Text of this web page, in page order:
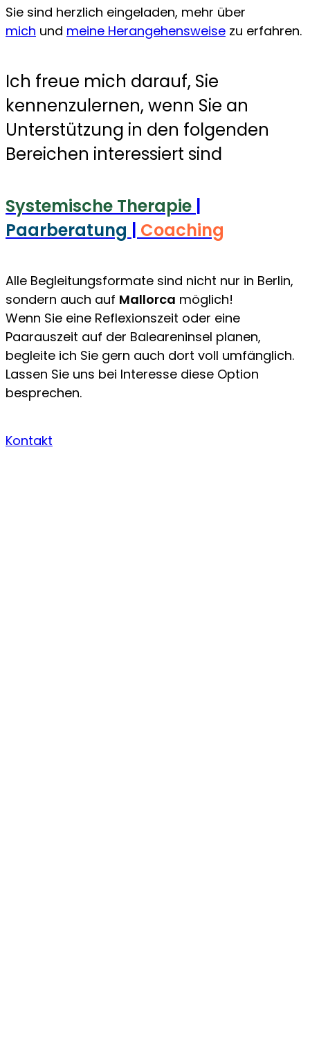
Sie sind herzlich eingeladen, mehr über
mich und meine Herangehensweise zu erfahren.
Ich freue mich darauf, Sie
kennenzulernen, wenn Sie an
Unterstützung in den folgenden
Bereichen interessiert sind
Systemische Therapie
Paarberatung
Coaching
Alle Begleitungsformate sind nicht nur in Berlin,
sondern auch auf Mallorca möglich!
Wenn Sie eine Reflexionszeit oder eine
Paarauszeit auf der Baleareninsel planen,
begleite ich Sie gern auch dort voll umfänglich.
Lassen Sie uns bei Interesse diese Option
besprechen.
Kontakt